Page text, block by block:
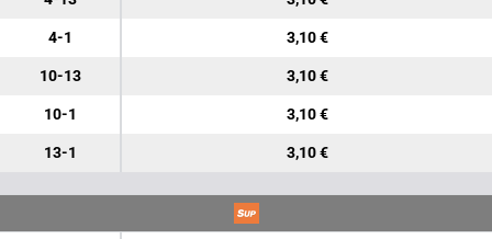
4-1 3,10 €
10-13 3,10 €
10-1 3,10 €
13-1 3,10 €